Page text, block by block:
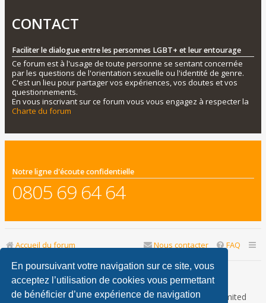
En poursuivant votre navigation sur ce site, vous
acceptez l’utilisation de cookies vous permettant
de bénéficier d’une expérience de navigation
CONTACT
Faciliter le dialogue entre les personnes LGBT+ et leur entourage
Ce forum est à l'usage de toute personne se sentant concernée
par les questions de l'orientation sexuelle ou l'identité de genre.
C'est un lieu pour partager vos expériences, vos doutes et vos
questionnements.
En vous inscrivant sur ce forum vous vous engagez à respecter la
Charte du forum
Notre ligne d'écoute confidentielle
0805 69 64 64
Accueil du forum FAQ
Nous contacter
Nous sommes le 08 août 2026 17:28
Développé parphpBB® Forum Software © phpBB Limited